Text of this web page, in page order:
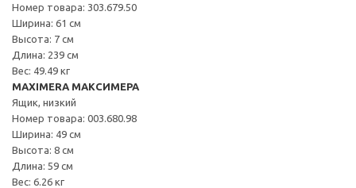
Номер товара: 303.679.50
Ширина: 61 см
Высота: 7 см
Длина: 239 см
Вес: 49.49 кг
MAXIMERA МАКСИМЕРА
Ящик, низкий
Номер товара: 003.680.98
Ширина: 49 см
Высота: 8 см
Длина: 59 см
Вес: 6.26 кг